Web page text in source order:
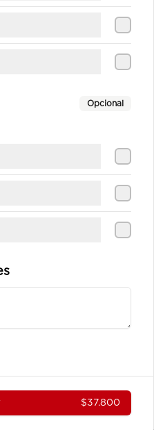
de carne de res salteadas en
teriyaki servidas en una base
Teriyaki sobre base de
de pechuga de pollo
Opcional
$37.800